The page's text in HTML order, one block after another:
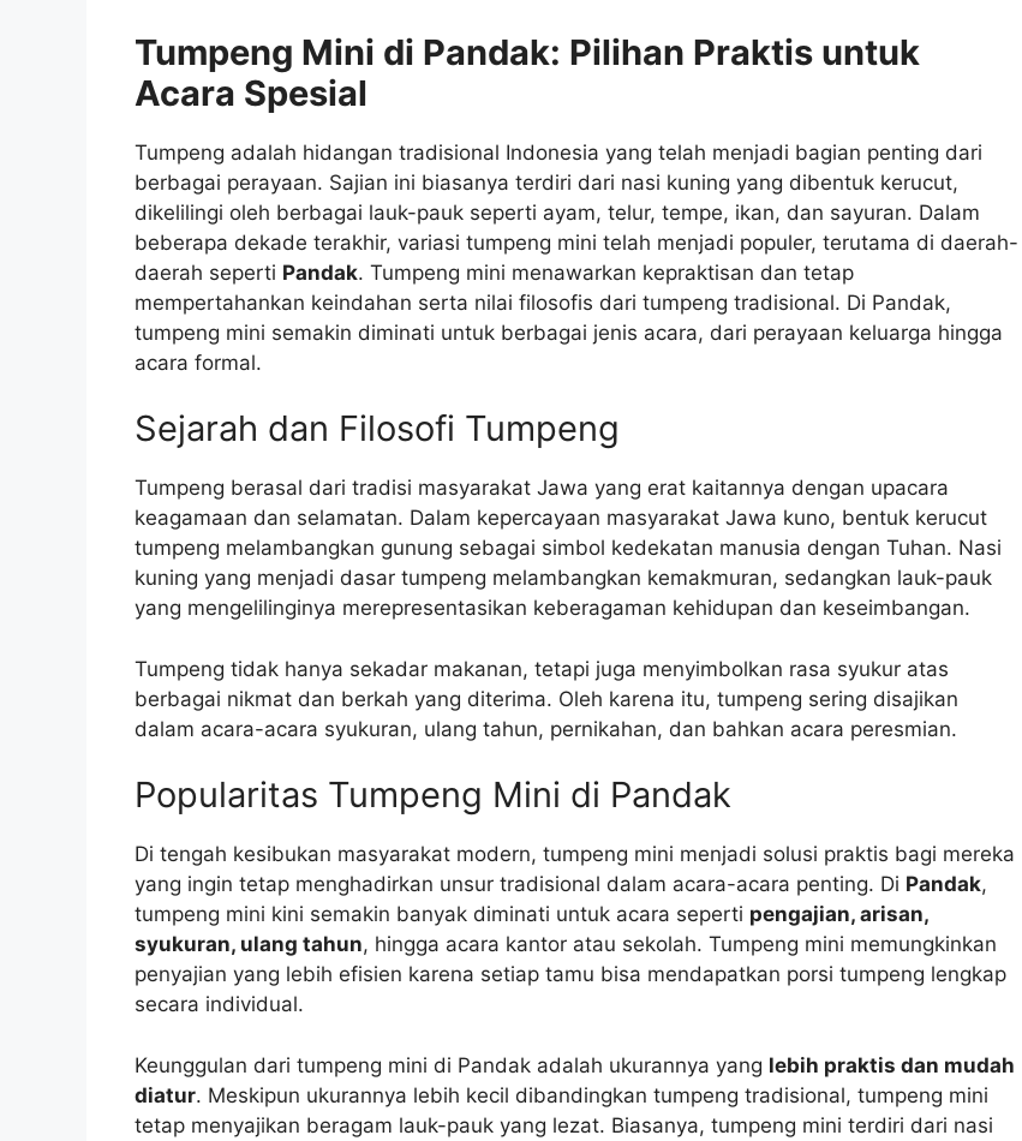
Tumpeng Mini di Pandak: Pilihan Praktis untuk
Acara Spesial
Tumpeng adalah hidangan tradisional Indonesia yang telah menjadi bagian penting dari
berbagai perayaan. Sajian ini biasanya terdiri dari nasi kuning yang dibentuk kerucut,
dikelilingi oleh berbagai lauk-pauk seperti ayam, telur, tempe, ikan, dan sayuran. Dalam
beberapa dekade terakhir, variasi tumpeng mini telah menjadi populer, terutama di daerah-
daerah seperti Pandak. Tumpeng mini menawarkan kepraktisan dan tetap
mempertahankan keindahan serta nilai filosofis dari tumpeng tradisional. Di Pandak,
tumpeng mini semakin diminati untuk berbagai jenis acara, dari perayaan keluarga hingga
acara formal.
Sejarah dan Filosofi Tumpeng
Tumpeng berasal dari tradisi masyarakat Jawa yang erat kaitannya dengan upacara
keagamaan dan selamatan. Dalam kepercayaan masyarakat Jawa kuno, bentuk kerucut
tumpeng melambangkan gunung sebagai simbol kedekatan manusia dengan Tuhan. Nasi
kuning yang menjadi dasar tumpeng melambangkan kemakmuran, sedangkan lauk-pauk
yang mengelilinginya merepresentasikan keberagaman kehidupan dan keseimbangan.
Tumpeng tidak hanya sekadar makanan, tetapi juga menyimbolkan rasa syukur atas
berbagai nikmat dan berkah yang diterima. Oleh karena itu, tumpeng sering disajikan
dalam acara-acara syukuran, ulang tahun, pernikahan, dan bahkan acara peresmian.
Popularitas Tumpeng Mini di Pandak
Di tengah kesibukan masyarakat modern, tumpeng mini menjadi solusi praktis bagi mereka
yang ingin tetap menghadirkan unsur tradisional dalam acara-acara penting. Di Pandak,
tumpeng mini kini semakin banyak diminati untuk acara seperti pengajian, arisan,
syukuran, ulang tahun, hingga acara kantor atau sekolah. Tumpeng mini memungkinkan
penyajian yang lebih efisien karena setiap tamu bisa mendapatkan porsi tumpeng lengkap
secara individual.
Keunggulan dari tumpeng mini di Pandak adalah ukurannya yang lebih praktis dan mudah
diatur. Meskipun ukurannya lebih kecil dibandingkan tumpeng tradisional, tumpeng mini
tetap menyajikan beragam lauk-pauk yang lezat. Biasanya, tumpeng mini terdiri dari nasi